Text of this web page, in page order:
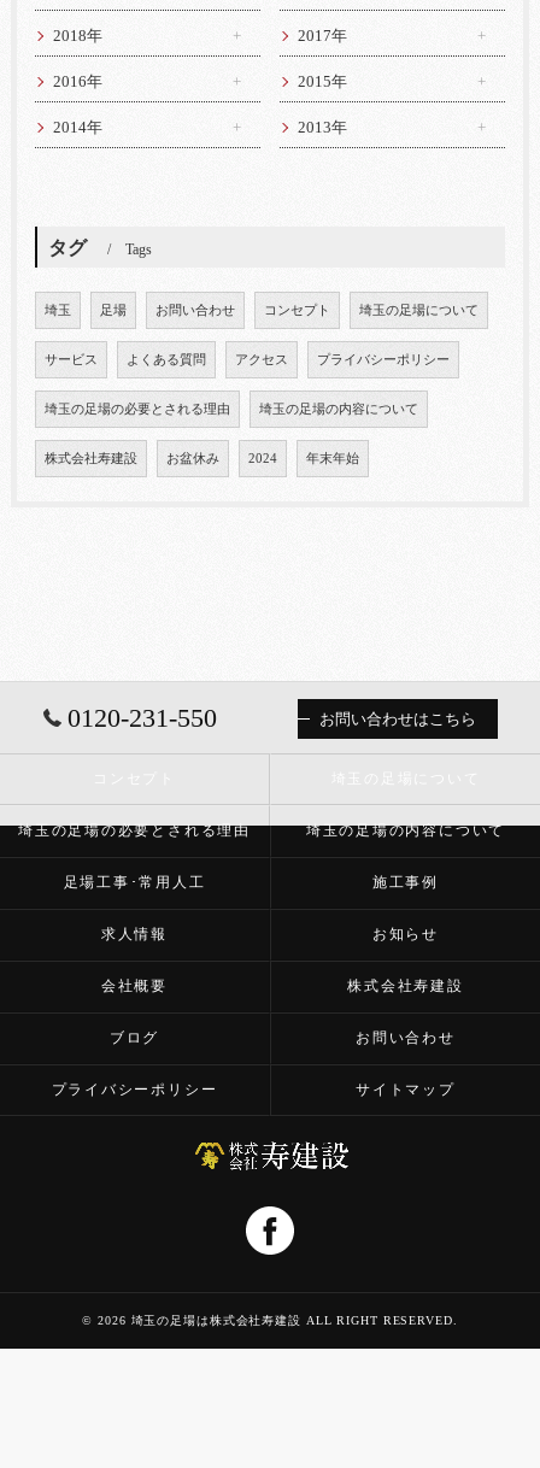
2018年 2017年
2016年 2015年
2014年 2013年
タグ Tags
埼玉 足場 お問い合わせ コンセプト 埼玉の足場について
サービス よくある質問 アクセス プライバシーポリシー
埼玉の足場の必要とされる理由 埼玉の足場の内容について
株式会社寿建設 お盆休み 2024 年末年始
0120-231-550 お問い合わせはこちら
埼玉の足場の必要とされる理由 埼玉の足場の内容について
足場工事･常用人工 施工事例
求人情報 お知らせ
会社概要 株式会社寿建設
ブログ お問い合わせ
プライバシーポリシー サイトマップ
© 2026 埼玉の足場は株式会社寿建設 ALL RIGHT RESERVED.